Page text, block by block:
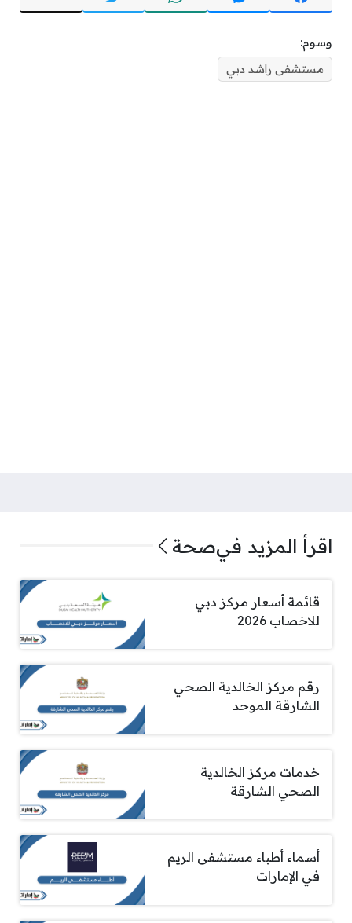
وسوم:
مستشفى راشد دبي
اقرأ المزيد فيصحة
قائمة أسعار مركز دبي
للاخصاب 2026
رقم مركز الخالدية الصحي
الشارقة الموحد
خدمات مركز الخالدية
الصحي الشارقة
أسماء أطباء مستشفى الريم
في الإمارات